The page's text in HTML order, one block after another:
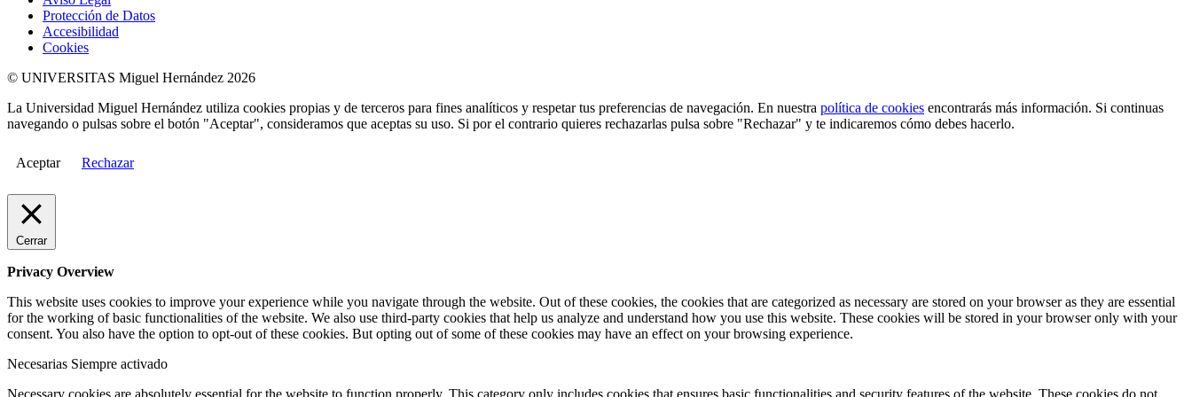
Protección de Datos
Accesibilidad
Cookies
© UNIVERSITAS Miguel Hernández 2026
La Universidad Miguel Hernández utiliza cookies propias y de terceros para fines analíticos y respetar tus preferencias de navegación. En nuestra política de cookies encontrarás más información. Si continuas
navegando o pulsas sobre el botón "Aceptar", consideramos que aceptas su uso. Si por el contrario quieres rechazarlas pulsa sobre "Rechazar" y te indicaremos cómo debes hacerlo.
Aceptar Rechazar
Cerrar
Privacy Overview
This website uses cookies to improve your experience while you navigate through the website. Out of these cookies, the cookies that are categorized as necessary are stored on your browser as they are essential
for the working of basic functionalities of the website. We also use third-party cookies that help us analyze and understand how you use this website. These cookies will be stored in your browser only with your
consent. You also have the option to opt-out of these cookies. But opting out of some of these cookies may have an effect on your browsing experience.
Necesarias Siempre activado
Necessary cookies are absolutely essential for the website to function properly. This category only includes cookies that ensures basic functionalities and security features of the website. These cookies do not